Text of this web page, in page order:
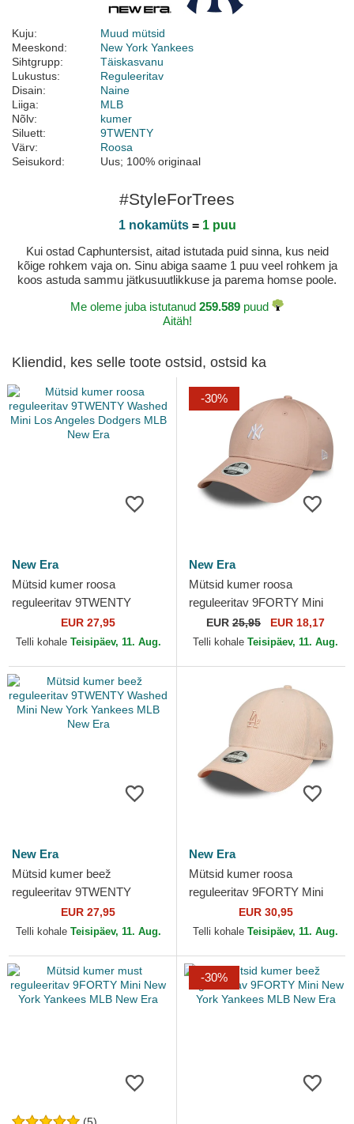
Kuju:
Muud mütsid
Meeskond:
New York Yankees
Sihtgrupp:
Täiskasvanu
Lukustus:
Reguleeritav
Disain:
Naine
Liiga:
MLB
Nõlv:
kumer
Siluett:
9TWENTY
Värv:
Roosa
Seisukord:
Uus; 100% originaal
#StyleForTrees
1 nokamüts= 1 puu
Kui ostad Caphuntersist, aitad istutada puid sinna, kus neid
kõige rohkem vaja on. Sinu abiga saame 1 puu veel rohkem ja
koos astuda sammu jätkusuutlikkuse ja parema homse poole.
Me oleme juba istutanud 259.589 puud
Aitäh!
Kliendid, kes selle toote ostsid, ostsid ka
New Era
Mütsid kumer roosa
reguleeritav 9TWENTY
Washed Mini Los Angeles
Dodgers MLB New Era
EUR 27,95
Telli kohale Teisipäev, 11. Aug.
-30%
New Era
Mütsid kumer roosa
reguleeritav 9FORTY Mini
New York Yankees MLB New
Era
EUR 25,95 EUR 18,17
Telli kohale Teisipäev, 11. Aug.
New Era
Mütsid kumer beež
reguleeritav 9TWENTY
Washed Mini New York
Yankees MLB New Era
EUR 27,95
Telli kohale Teisipäev, 11. Aug.
New Era
Mütsid kumer roosa
reguleeritav 9FORTY Mini
Cord Los Angeles Dodgers
MLB New Era
EUR 30,95
Telli kohale Teisipäev, 11. Aug.
-30%